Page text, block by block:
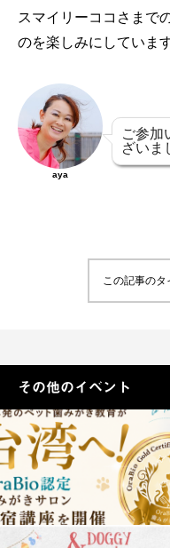
スマイリーココさまで
のを楽しみにしています
aya
ご参加
ざいま
この記事の
その他のイベント